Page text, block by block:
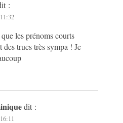
:
les prénoms courts
des trucs très sympa ! Je
dit :